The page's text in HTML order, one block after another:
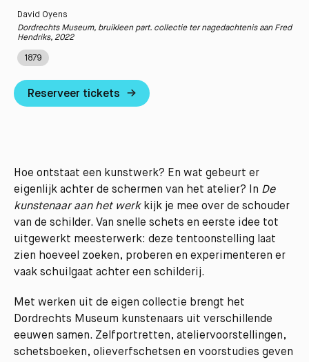
David Oyens
Dordrechts Museum, bruikleen part. collectie ter nagedachtenis aan Fred
Hendriks, 2022
1879
Reserveer tickets
Hoe ontstaat een kunstwerk? En wat gebeurt er
eigenlijk achter de schermen van het atelier? In De
kunstenaar aan het werkkijk je mee over de schouder
van de schilder. Van snelle schets en eerste idee tot
uitgewerkt meesterwerk: deze tentoonstelling laat
zien hoeveel zoeken, proberen en experimenteren er
vaak schuilgaat achter een schilderij.
Met werken uit de eigen collectie brengt het
Dordrechts Museum kunstenaars uit verschillende
eeuwen samen. Zelfportretten, ateliervoorstellingen,
schetsboeken, olieverfschetsen en voorstudies geven